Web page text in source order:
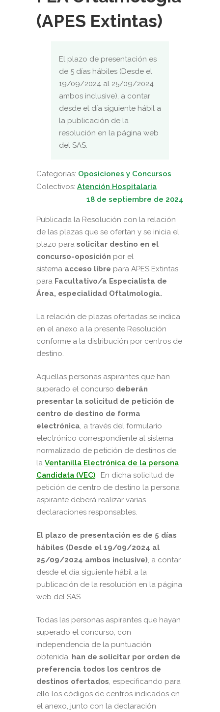
(APES Extintas)
El plazo de presentación es
de 5 días hábiles (Desde el
19/09/2024 al 25/09/2024
ambos inclusive), a contar
desde el día siguiente hábil a
la publicación de la
resolución en la página web
del SAS.
Categorias: Oposiciones y Concursos
Colectivos: Atención Hospitalaria
18 de septiembre de 2024
Publicada la Resolución con la relación
de las plazas que se ofertan y se inicia el
plazo para solicitar destino en el
concurso-oposición por el
sistema acceso libre para APES Extintas
para Facultativo/a Especialista de
Área, especialidad Oftalmología.
La relación de plazas ofertadas se indica
en el anexo a la presente Resolución
conforme a la distribución por centros de
destino.
Aquellas personas aspirantes que han
superado el concurso deberán
presentar la solicitud de petición de
centro de destino de forma
electrónica, a través del formulario
electrónico correspondiente al sistema
normalizado de petición de destinos de
la Ventanilla Electrónica de la persona
Candidata (VEC). En dicha solicitud de
petición de centro de destino la persona
aspirante deberá realizar varias
declaraciones responsables.
El plazo de presentación es de 5 días
hábiles (Desde el 19/09/2024 al
25/09/2024 ambos inclusive), a contar
desde el día siguiente hábil a la
publicación de la resolución en la página
web del SAS.
Todas las personas aspirantes que hayan
superado el concurso, con
independencia de la puntuación
obtenida, han de solicitar por orden de
preferencia todos los centros de
destinos ofertados, especificando para
ello los códigos de centros indicados en
el anexo, junto con la declaración